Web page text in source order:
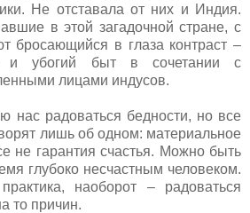
Не отставала от них и Индия.
в этой загадочной стране, с
бросающийся в глаза контраст –
и убогий быт в сочетании с
лицами индусов.
нас радоваться бедности, но все
лишь об одном: материальное
не гарантия счастья. Можно быть
глубоко несчастным человеком.
наоборот – радоваться
то причин.